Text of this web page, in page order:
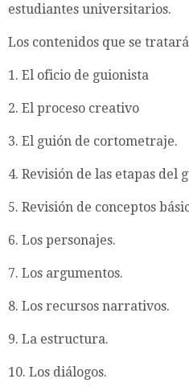
estudiantes universitarios.
Los contenidos que se
1. El oficio de guionista
2. El proceso creativo
3. El guión de cortometraje.
4. Revisión de las etapas del
5. Revisión de conceptos
6. Los personajes.
7. Los argumentos.
8. Los recursos narrativos.
9. La estructura.
10. Los diálogos.